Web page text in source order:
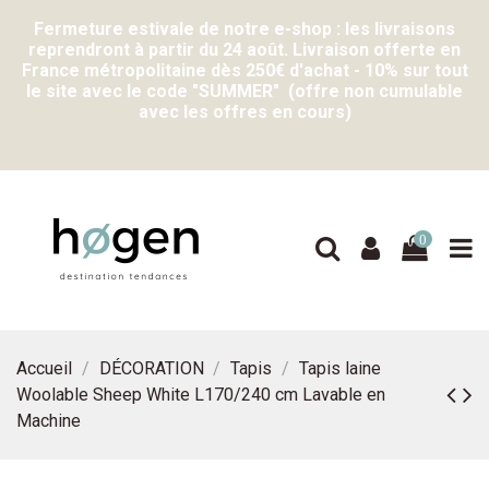
Fermeture estivale de notre e-shop : les livraisons
reprendront à partir du 24 août. Livraison offerte en
France métropolitaine dès 250€ d'achat - 10% sur tout
le site avec le code "SUMMER" (offre non cumulable
avec les offres en cours)
0
Accueil DÉCORATION Tapis
Tapis laine
Woolable Sheep White L170/240 cm Lavable en
Machine